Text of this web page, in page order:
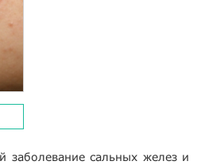
заболевание сальных желез и